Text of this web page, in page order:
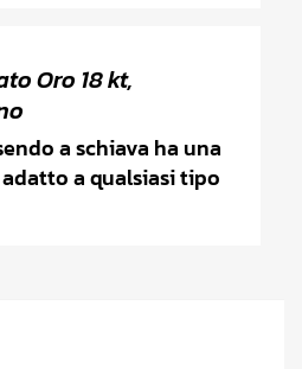
Oro 18 kt,
a schiava ha una
a qualsiasi tipo